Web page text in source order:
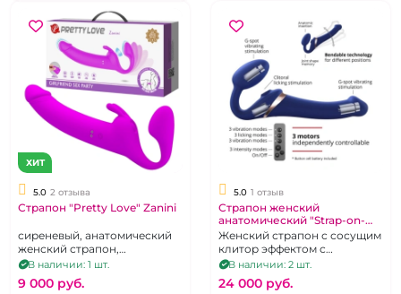
ХИТ
5.0 2 отзыва
Страпон "Pretty Love" Zanini
сиреневый, анатомический
женский страпон,
перезаряжаемый
В наличии: 1 шт.
9 000 pуб.
5.0 1 отзыв
Страпон женский
анатомический "Strap-on-
me" Multi Orgazm с пультом
Женский страпон с сосущим
клитор эффектом с
беспроводным пультом
управления
В наличии: 2 шт.
24 000 pуб.